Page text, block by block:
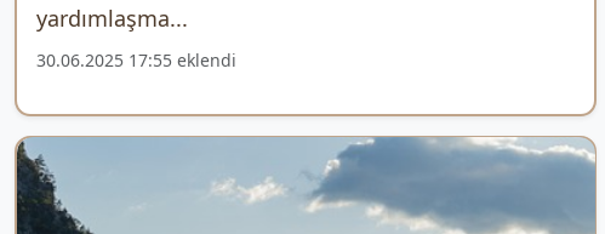
yardımlaşma...
30.06.2025 17:55 eklendi